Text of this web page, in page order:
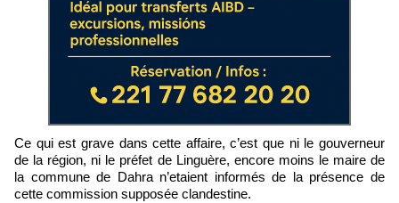
Ce qui est grave dans cette affaire, c’est que ni le gouverneur
de la région, ni le préfet de Linguère, encore moins le maire de
la commune de Dahra n’etaient informés de la présence de
cette commission supposée clandestine.